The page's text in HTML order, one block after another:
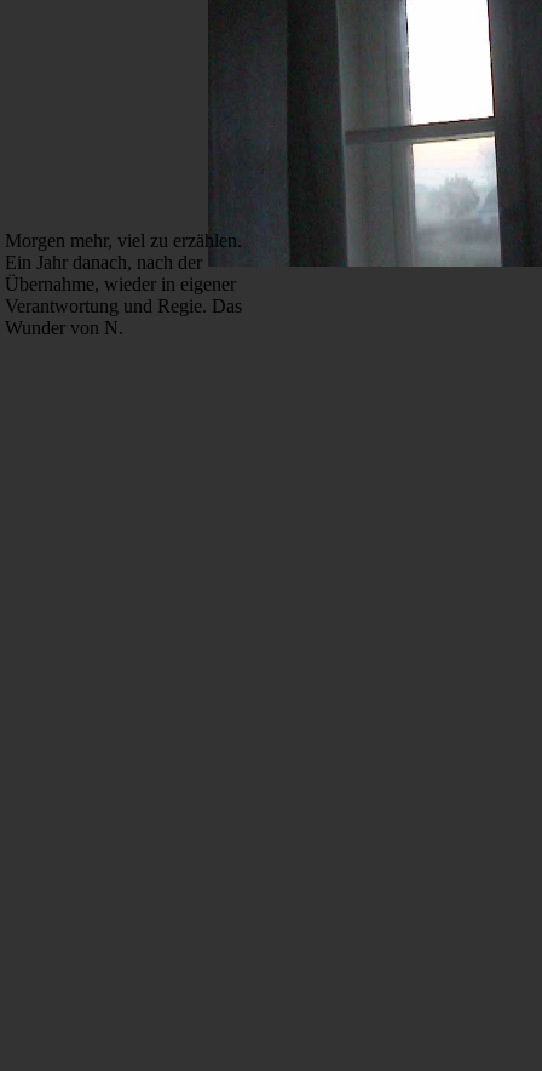
Morgen mehr, viel zu erzählen.
Ein Jahr danach, nach der
Übernahme, wieder in eigener
Verantwortung und Regie. Das
Wunder von N.